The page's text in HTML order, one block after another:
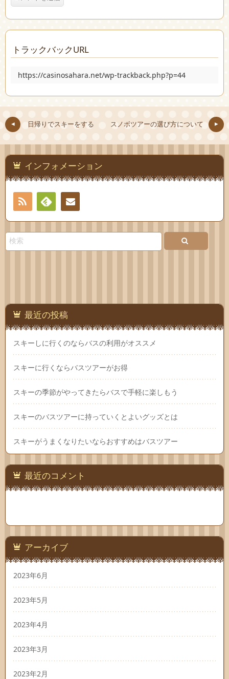
トラックバックURL
https://casinosahara.net/wp-trackback.php?p=44
日帰りでスキーをする スノボツアーの選び方について
インフォメーション
RSS
Feedlyお問
最近の投稿
スキーしに行くのならバスの利用がオススメ
スキーに行くならバスツアーがお得
スキーの季節がやってきたらバスで手軽に楽しもう
スキーのバスツアーに持っていくとよいグッズとは
スキーがうまくなりたいならおすすめはバスツアー
最近のコメント
アーカイブ
2023年6月
2023年5月
2023年4月
2023年3月
2023年2月